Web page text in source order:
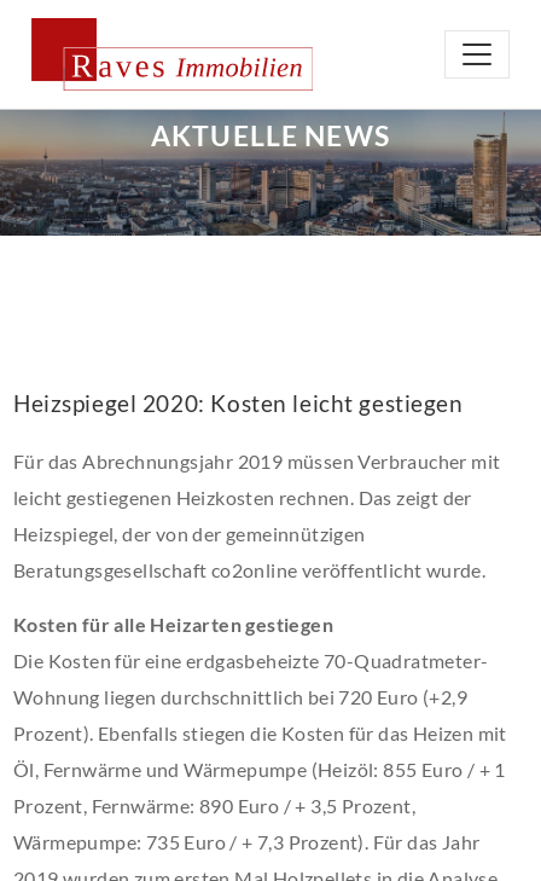
AKTUELLE NEWS
Heizspiegel 2020: Kosten leicht gestiegen
Für das Abrechnungsjahr 2019 müssen Verbraucher mit
leicht gestiegenen Heizkosten rechnen. Das zeigt der
Heizspiegel, der von der gemeinnützigen
Beratungsgesellschaft co2online veröffentlicht wurde.
Kosten für alle Heizarten gestiegen
Die Kosten für eine erdgasbeheizte 70-Quadratmeter-
Wohnung liegen durchschnittlich bei 720 Euro (+2,9
Prozent). Ebenfalls stiegen die Kosten für das Heizen mit
Öl, Fernwärme und Wärmepumpe (Heizöl: 855 Euro / + 1
Prozent, Fernwärme: 890 Euro / + 3,5 Prozent,
Wärmepumpe: 735 Euro / + 7,3 Prozent). Für das Jahr